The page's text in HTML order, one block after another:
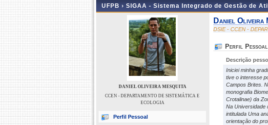
UFPB › SIGAA - Sistema Integrado de Gestão de
DANIEL OLIVEIRA MESQUITA
CCEN - DEPARTAMENTO DE SISTEMÁTICA E
ECOLOGIA
Perfil Pessoal
Daniel Oliveira
DSIE - CCEN -
Perfil Pessoal
Descrição
Iniciei minha
tive o interesse
Campos Brites.
monografia
Crotalinae) da
Na Universidade
intitulada Uma
orientação do